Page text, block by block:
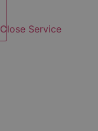
Close Service